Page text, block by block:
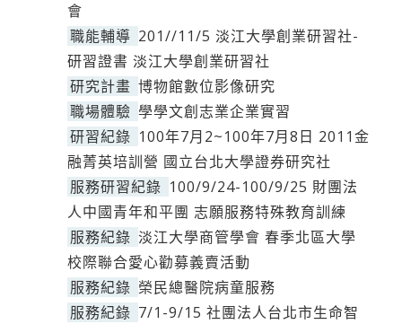
會
職能輔導 201//11/5 淡江大學創業研習社-
研習證書 淡江大學創業研習社
研究計畫 博物館數位影像研究
職場體驗 學學文創志業企業實習
研習紀錄 100年7月2~100年7月8日 2011金
融菁英培訓營 國立台北大學證券研究社
服務研習紀錄 100/9/24-100/9/25 財團法
人中國青年和平團 志願服務特殊教育訓練
服務紀錄 淡江大學商管學會 春季北區大學
校際聯合愛心勸募義賣活動
服務紀錄 榮民總醫院病童服務
服務紀錄 7/1-9/15 社團法人台北市生命智